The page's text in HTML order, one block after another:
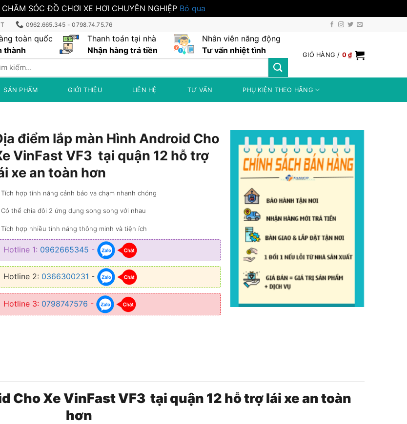
SÓC ĐỒ CHƠI XE HƠI CHUYÊN NGHIỆP Bỏ qua
0962.665.345 - 0798.74.75.76
toàn quốc
thành
Thanh toán tại nhà
Nhận hàng trả tiền
Nhân viên năng động
Tư vấn nhiệt tình
GIỎ HÀNG / 0₫
SẢN PHẨM GIỚI THIỆU LIÊN HỆ TƯ VẤN PHỤ KIỆN THEO HÃNG
điểm lắp màn Hình Android Cho
VinFast VF3 tại quận 12 hỗ trợ
xe an toàn hơn
hợp tính năng cảnh báo va chạm nhanh chóng
thể chia đôi 2 ứng dụng song song với nhau
hợp nhiều tính năng thông minh và tiện ích
Hotline 1: 0962665345 -
Hotline 2: 0366300231 -
Hotline 3: 0798747576 -
Cho Xe VinFast VF3 tại quận 12 hỗ trợ lái xe an toàn
hơn